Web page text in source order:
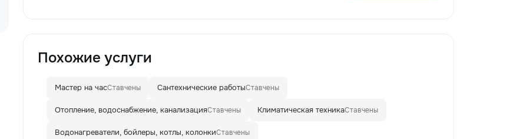
Похожие услуги
Мастер на часСтавчены Сантехнические работыСтавчены
Отопление, водоснабжение, канализацияСтавчены Климатическая техникаСтавчены
Водонагреватели, бойлеры, котлы, колонкиСтавчены